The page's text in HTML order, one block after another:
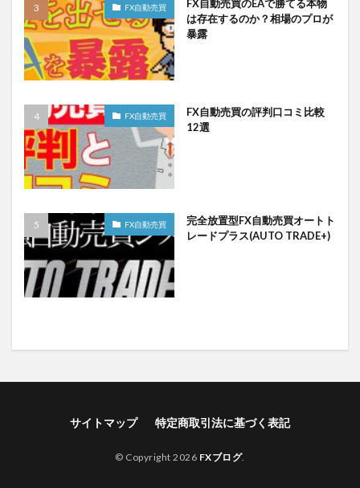
FX自動売買
FX自動売買のEAで勝てる本物
は存在するのか？相場のプロが
暴露
FX自動売買
FX自動売買の評判口コミ比較
12選
FX自動売買
完全放置型FX自動売買オートト
レードプラス(AUTO TRADE+)
サイトマップ 特定商取引法に基づく表記
© Copyright 2026 FXブログ.